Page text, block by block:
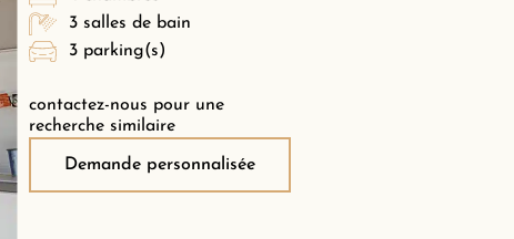
3 salles de bain
3 parking(s)
contactez-nous pour une
recherche similaire
Demande personnalisée